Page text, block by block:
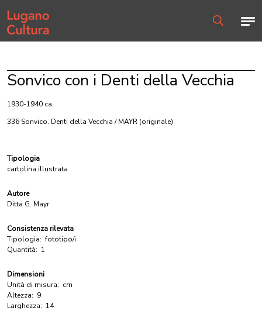
Home page
Sonvico con i Denti della Vecchia
1930-1940 ca.
336 Sonvico. Denti della Vecchia / MAYR (originale)
Tipologia
cartolina illustrata
Autore
Ditta G. Mayr
Consistenza rilevata
Tipologia: fototipo/i
Quantità: 1
Dimensioni
Unità di misura: cm
Altezza: 9
Larghezza: 14